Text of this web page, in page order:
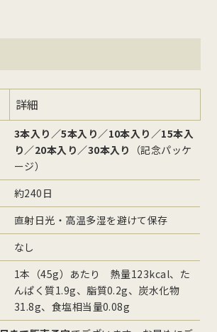
詳細
3本入り／5本入り／10本入り／15本入
り／20本入り／30本入り
（記念パッケ
ージ）
約240日
直射日光・高温多湿を避けて保存
なし
1本（45g）あたり 熱量123kcal、た
んぱく質1.9g、脂質0.2g、炭水化物
31.8g、食塩相当量0.08g